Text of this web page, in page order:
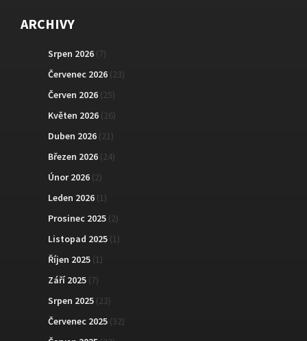
ARCHIVY
Srpen 2026 (7)
Červenec 2026 (23)
Červen 2026 (25)
Květen 2026 (26)
Duben 2026 (21)
Březen 2026 (24)
Únor 2026 (2)
Leden 2026 (1)
Prosinec 2025 (2)
Listopad 2025 (1)
Říjen 2025 (1)
Září 2025 (7)
Srpen 2025 (23)
Červenec 2025 (32)